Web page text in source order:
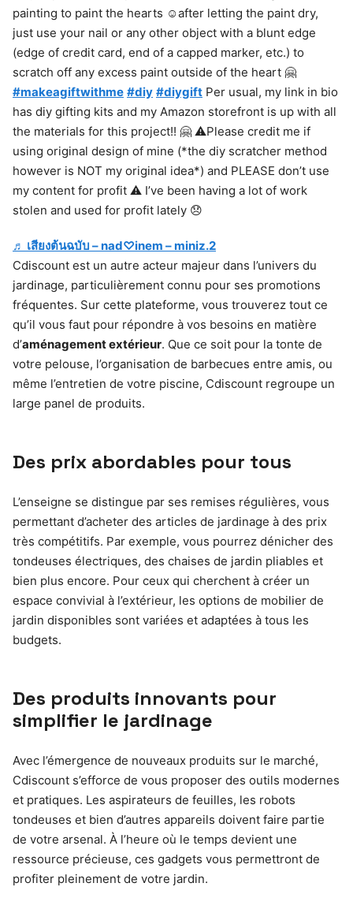
painting to paint the hearts ☺️after letting the paint dry,
just use your nail or any other object with a blunt edge
(edge of credit card, end of a capped marker, etc.) to
scratch off any excess paint outside of the heart 🤗
#makeagiftwithme #diy #diygift Per usual, my link in bio
has diy gifting kits and my Amazon storefront is up with all
the materials for this project!! 🤗 ⚠️Please credit me if
using original design of mine (*the diy scratcher method
however is NOT my original idea*) and PLEASE don’t use
my content for profit ⚠️ I’ve been having a lot of work
stolen and used for profit lately 😞
♬ เสียงต้นฉบับ – nad♡inem – miniz.2
Cdiscount est un autre acteur majeur dans l’univers du
jardinage, particulièrement connu pour ses promotions
fréquentes. Sur cette plateforme, vous trouverez tout ce
qu’il vous faut pour répondre à vos besoins en matière
d’aménagement extérieur. Que ce soit pour la tonte de
votre pelouse, l’organisation de barbecues entre amis, ou
même l’entretien de votre piscine, Cdiscount regroupe un
large panel de produits.
Des prix abordables pour tous
L’enseigne se distingue par ses remises régulières, vous
permettant d’acheter des articles de jardinage à des prix
très compétitifs. Par exemple, vous pourrez dénicher des
tondeuses électriques, des chaises de jardin pliables et
bien plus encore. Pour ceux qui cherchent à créer un
espace convivial à l’extérieur, les options de mobilier de
jardin disponibles sont variées et adaptées à tous les
budgets.
Des produits innovants pour
simplifier le jardinage
Avec l’émergence de nouveaux produits sur le marché,
Cdiscount s’efforce de vous proposer des outils modernes
et pratiques. Les aspirateurs de feuilles, les robots
tondeuses et bien d’autres appareils doivent faire partie
de votre arsenal. À l’heure où le temps devient une
ressource précieuse, ces gadgets vous permettront de
profiter pleinement de votre jardin.